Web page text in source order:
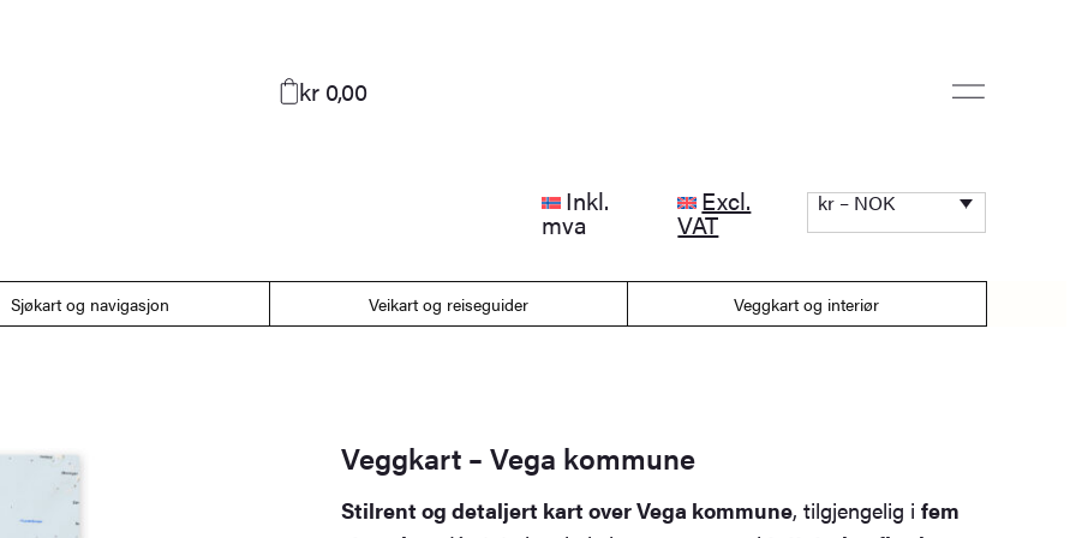
kr 0,00
Inkl.
mva
Excl.
VAT
kr – NOK
Sjøkart og navigasjon Veikart og reiseguider Veggkart og interiør
Veggkart – Vega kommune
Stilrent og detaljert kart over Vega kommune, tilgjengelig i fem